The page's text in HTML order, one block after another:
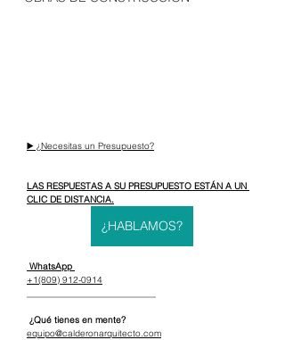
▶️ ¿Necesitas un Presupuesto?
LAS RESPUESTAS A SU PRESUPUESTO ESTÁN A UN
CLIC DE DISTANCIA.
¿HABLAMOS?
WhatsApp
+1(809) 912-0914
¿Qué tienes en mente?
equipo@calderonarquitecto.com